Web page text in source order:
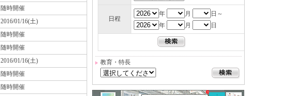
随時開催
2016/01/16(土)
随時開催
随時開催
2016/01/16(土)
随時開催
随時開催
日程
年 月
日～
年
月 日
教育・特長